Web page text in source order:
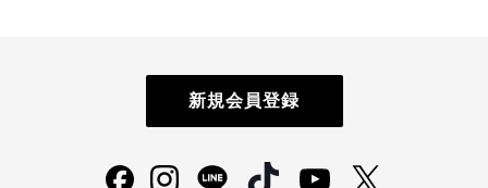
新規会員登録